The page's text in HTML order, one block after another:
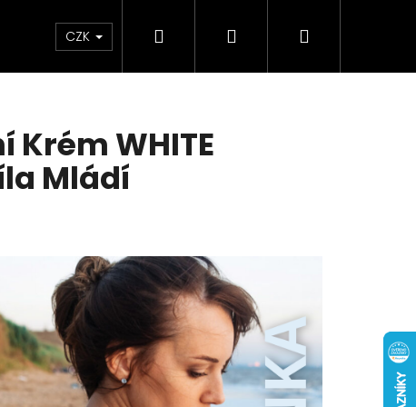
AKCE NOVINKY TRÁPÍ VÁS?
CZK Hledat PřihlášeníNákupní
WHITE
Mládí
Následující